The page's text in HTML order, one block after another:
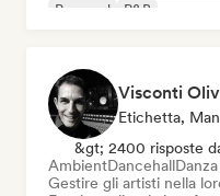
Pop soul
R&B
Visconti
Etichetta,
&gt; 2400 risposte
AmbientDancehall
Gestire gli artisti nella